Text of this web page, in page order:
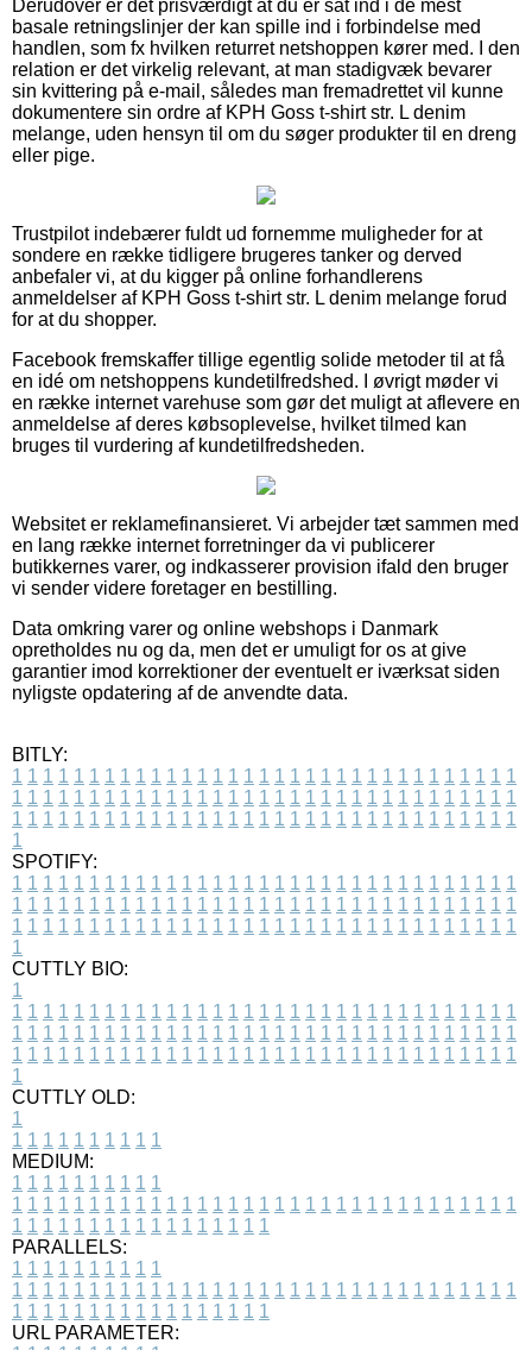
Derudover er det prisværdigt at du er sat ind i de mest
basale retningslinjer der kan spille ind i forbindelse med
handlen, som fx hvilken returret netshoppen kører med. I den
relation er det virkelig relevant, at man stadigvæk bevarer
sin kvittering på e-mail, således man fremadrettet vil kunne
dokumentere sin ordre af KPH Goss t-shirt str. L denim
melange, uden hensyn til om du søger produkter til en dreng
eller pige.
Trustpilot indebærer fuldt ud fornemme muligheder for at
sondere en række tidligere brugeres tanker og derved
anbefaler vi, at du kigger på online forhandlerens
anmeldelser af KPH Goss t-shirt str. L denim melange forud
for at du shopper.
Facebook fremskaffer tillige egentlig solide metoder til at få
en idé om netshoppens kundetilfredshed. I øvrigt møder vi
en række internet varehuse som gør det muligt at aflevere en
anmeldelse af deres købsoplevelse, hvilket tilmed kan
bruges til vurdering af kundetilfredsheden.
Websitet er reklamefinansieret. Vi arbejder tæt sammen med
en lang række internet forretninger da vi publicerer
butikkernes varer, og indkasserer provision ifald den bruger
vi sender videre foretager en bestilling.
Data omkring varer og online webshops i Danmark
opretholdes nu og da, men det er umuligt for os at give
garantier imod korrektioner der eventuelt er iværksat siden
nyligste opdatering af de anvendte data.
BITLY:
1 1 1 1 1 1 1 1 1 1 1 1 1 1 1 1 1 1 1 1 1 1 1 1 1 1 1 1 1 1 1 1 1
1 1 1 1 1 1 1 1 1 1 1 1 1 1 1 1 1 1 1 1 1 1 1 1 1 1 1 1 1 1 1 1 1
1 1 1 1 1 1 1 1 1 1 1 1 1 1 1 1 1 1 1 1 1 1 1 1 1 1 1 1 1 1 1 1 1
1
SPOTIFY:
1 1 1 1 1 1 1 1 1 1 1 1 1 1 1 1 1 1 1 1 1 1 1 1 1 1 1 1 1 1 1 1 1
1 1 1 1 1 1 1 1 1 1 1 1 1 1 1 1 1 1 1 1 1 1 1 1 1 1 1 1 1 1 1 1 1
1 1 1 1 1 1 1 1 1 1 1 1 1 1 1 1 1 1 1 1 1 1 1 1 1 1 1 1 1 1 1 1 1
1
CUTTLY BIO:
1
1 1 1 1 1 1 1 1 1 1 1 1 1 1 1 1 1 1 1 1 1 1 1 1 1 1 1 1 1 1 1 1 1
1 1 1 1 1 1 1 1 1 1 1 1 1 1 1 1 1 1 1 1 1 1 1 1 1 1 1 1 1 1 1 1 1
1 1 1 1 1 1 1 1 1 1 1 1 1 1 1 1 1 1 1 1 1 1 1 1 1 1 1 1 1 1 1 1 1
1
CUTTLY OLD:
1
1 1 1 1 1 1 1 1 1 1
MEDIUM:
1 1 1 1 1 1 1 1 1 1
1 1 1 1 1 1 1 1 1 1 1 1 1 1 1 1 1 1 1 1 1 1 1 1 1 1 1 1 1 1 1 1 1
1 1 1 1 1 1 1 1 1 1 1 1 1 1 1 1 1
PARALLELS:
1 1 1 1 1 1 1 1 1 1
1 1 1 1 1 1 1 1 1 1 1 1 1 1 1 1 1 1 1 1 1 1 1 1 1 1 1 1 1 1 1 1 1
1 1 1 1 1 1 1 1 1 1 1 1 1 1 1 1 1
URL PARAMETER: